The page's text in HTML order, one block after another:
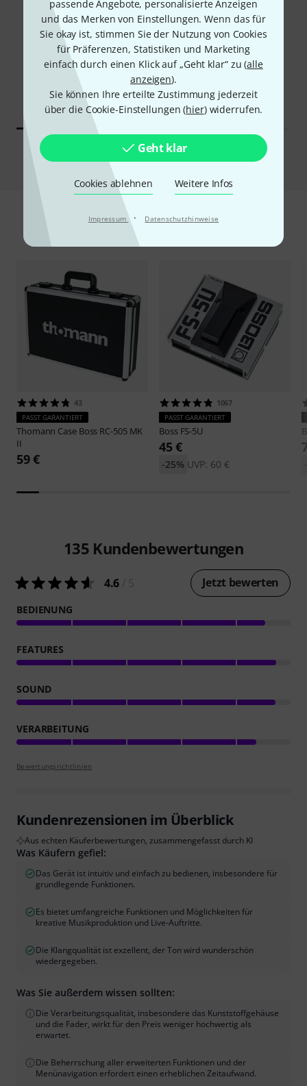
passende Angebote, personalisierte Anzeigen
und das Merken von Einstellungen. Wenn das für
Sie okay ist, stimmen Sie der Nutzung von Cookies
für Präferenzen, Statistiken und Marketing
einfach durch einen Klick auf „Geht klar“ zu (alle
anzeigen).
Sie können Ihre erteilte Zustimmung jederzeit
über die Cookie-Einstellungen (hier) widerrufen.
Geht klar
Cookies ablehnen Weitere Infos
Impressum · Datenschutzhinweise
72%
KAUFTEN
GENAU DIESES PRODUKT
499 €
5%
KAUFTEN
TC-Helicon VoiceLive 3
498 €
Vergleichen
Zubehör & passende Artikel
43
PASST GARANTIERT
Thomann Case Boss RC-505 MK
II
59 €
1067
PASST GARANTIERT
Boss FS-5U
45 €
UVP: 60 €
-25%
135 Kundenbewertungen
4.6 Jetzt bewerten
BEDIENUNG
FEATURES
SOUND
VERARBEITUNG
Bewertungsrichtlinien
Kundenrezensionen im Überblick
Aus echten Käuferbewertungen, zusammengefasst durch KI
Was Käufern gefiel:
Das Gerät ist intuitiv und einfach zu bedienen, insbesondere für
grundlegende Funktionen.
Es bietet umfangreiche Funktionen und Möglichkeiten für
kreative Musikproduktion und Live-Auftritte.
Die Klangqualität ist exzellent, der Ton wird wunderschön
wiedergegeben.
Was Sie außerdem wissen sollten:
Die Verarbeitungsqualität, insbesondere das Kunststoffgehäuse
und die Fader, wirkt für den Preis weniger hochwertig als
erwartet.
Die Beherrschung aller erweiterten Funktionen und der
Menünavigation erfordert einen erheblichen Zeitaufwand.